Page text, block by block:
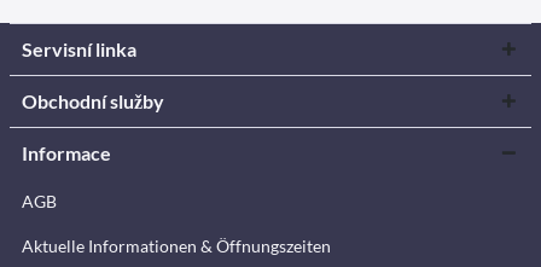
Servisní linka
Obchodní služby
Informace
AGB
Aktuelle Informationen & Öffnungszeiten